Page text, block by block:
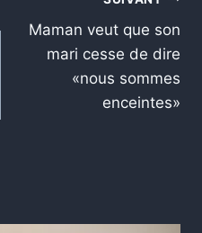
Maman veut que son
mari cesse de dire
«nous sommes
enceintes»